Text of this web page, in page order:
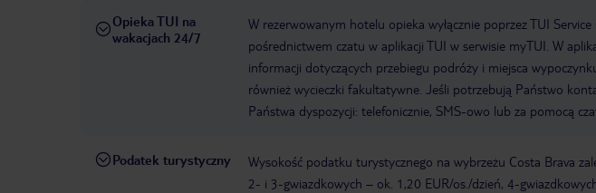
Opieka TUI na
wakacjach 24/7
W rezerwowanym hotelu opieka wyłącznie poprzez TUI
pośrednictwem czatu w aplikacji TUI w serwisie myTUI. W
informacji dotyczących przebiegu podróży i miejsca
również wycieczki fakultatywne. Jeśli potrzebują Państwo
Państwa dyspozycji: telefonicznie, SMS-owo lub za pomocą
Podatek turystyczny
Wysokość podatku turystycznego na wybrzeżu Costa Brava
2- i 3-gwiazdkowych – ok. 1,20 EUR/os./dzień, 4-